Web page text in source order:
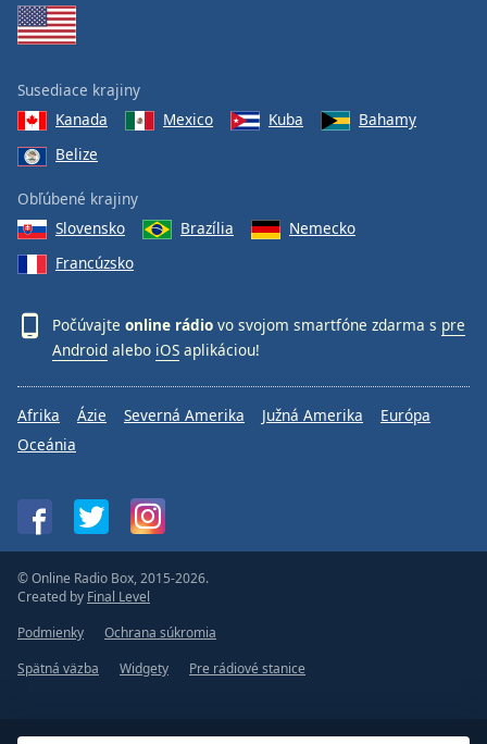
dialog
Susediace krajiny
Kanada
Mexico Kuba
Bahamy
Belize
Obľúbené krajiny
Slovensko
Brazília
Nemecko
Francúzsko
Počúvajte online rádio vo svojom smartfóne zdarma s pre
Android alebo iOS aplikáciou!
Afrika Ázie Severná Amerika Južná Amerika
Európa
Oceánia
© Online Radio Box, 2015-2026.
Created by Final Level
Podmienky
Ochrana súkromia
Spätná väzba
Widgety Pre rádiové stanice